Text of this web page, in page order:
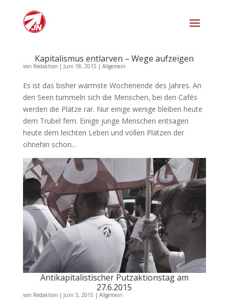
Kapitalismus entlarven – Wege aufzeigen
von Redaktion | Juni 18, 2015 | Allgemein
Es ist das bisher wärmste Wochenende des Jahres. An
den Seen tummeln sich die Menschen, bei den Cafés
werden die Plätze rar. Nur einige wenige bleiben heute
dem Trubel fern. Einige junge Menschen entsagen
heute dem leichten Leben und vollen Plätzen der
ohnehin schon...
Antikapitalistischer Putzaktionstag am
27.6.2015
von Redaktion | Juni 3, 2015 | Allgemein